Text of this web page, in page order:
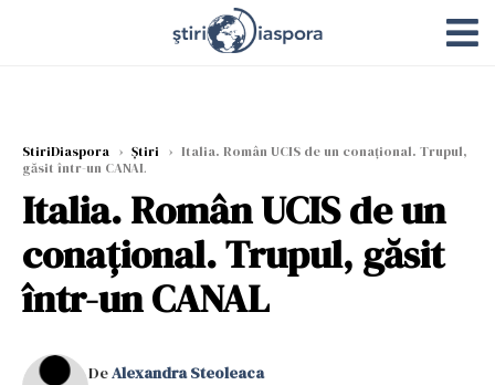
StiriDiaspora › Știri › Italia. Român UCIS de un conațional. Trupul,
găsit într-un CANAL
Italia. Român UCIS de un
conațional. Trupul, găsit
într-un CANAL
DeAlexandra Steoleaca